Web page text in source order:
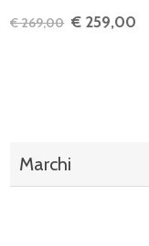
€ 269,00 € 259,00
Marchi